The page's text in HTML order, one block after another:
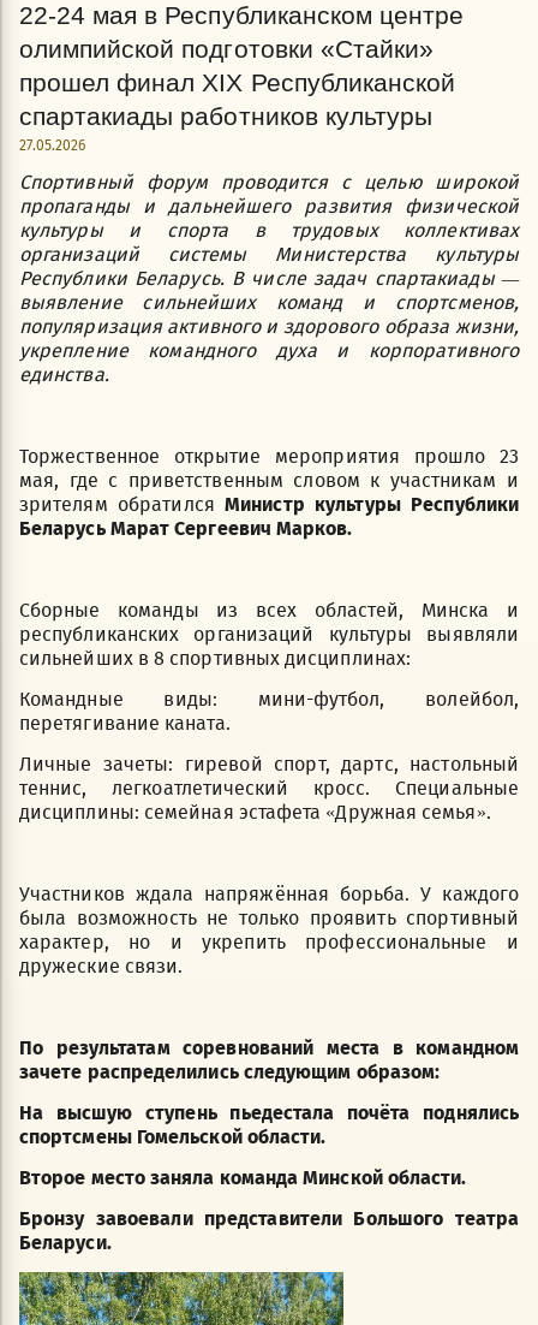
22-24 мая в Республиканском центре
олимпийской подготовки «Стайки»
прошел финал ХIХ Республиканской
спартакиады работников культуры
27.05.2026
Спортивный форум проводится с целью широкой
пропаганды и дальнейшего развития физической
культуры и спорта в трудовых коллективах
организаций системы Министерства культуры
Республики Беларусь. В числе задач спартакиады —
выявление сильнейших команд и спортсменов,
популяризация активного и здорового образа жизни,
укрепление командного духа и корпоративного
единства.
Торжественное открытие мероприятия прошло 23
мая, где с приветственным словом к участникам и
зрителям обратилсяМинистр культуры Республики
Беларусь Марат Сергеевич Марков.
Сборные команды из всех областей, Минска и
республиканских организаций культуры выявляли
сильнейших в 8 спортивных дисциплинах:
Командные виды: мини-футбол, волейбол,
перетягивание каната.
Личные зачеты: гиревой спорт, дартс, настольный
теннис, легкоатлетический кросс. Специальные
дисциплины: семейная эстафета «Дружная семья».
Участников ждала напряжённая борьба. У каждого
была возможность не только проявить спортивный
характер, но и укрепить профессиональные и
дружеские связи.
По результатам соревнований места в командном
зачете распределились следующим образом:
На высшую ступень пьедестала почёта поднялись
спортсмены Гомельской области.
Второе место заняла команда Минской области.
Бронзу завоевали представители Большого театра
Беларуси.